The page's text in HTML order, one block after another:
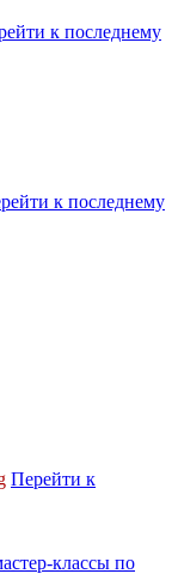
к последнему
к последнему
Перейти к
классы по